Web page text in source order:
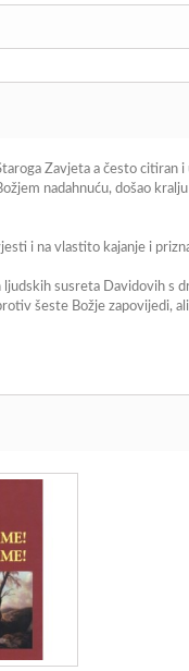
Zavjeta a često
nadahnuću, došao
i na vlastito kajanje i
susreta Davidovih s
šeste Božje zapovijedi,